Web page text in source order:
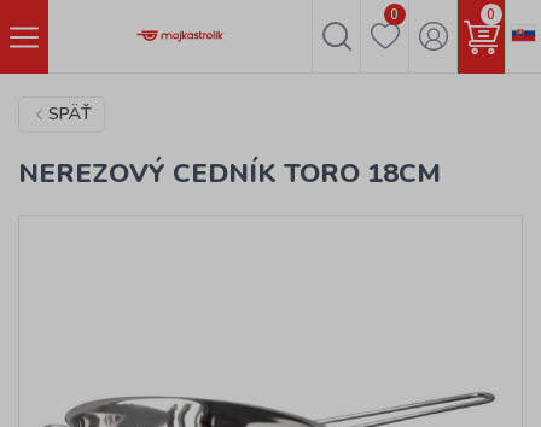
0 0
SPÄŤ
NEREZOVÝ CEDNÍK TORO 18CM